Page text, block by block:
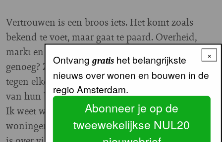
Vertrouwen is een broos iets. Het komt zoals
bekend te voet, maar gaat te paard. Overheid,
markt en corporaties, vertrouwen die elkaar
genoeg? Zodat ze zich minder angstig indekken
tegen elke mogelijke inperking van hun beleid,
van hun belang? Oef, ik weet het niet.
Ik weet wel dat in 2030 de helft van de
woningen uit de fabriek zou moeten komen, dat
×
Ontvang gratishet belangrijkste
nieuws over wonen en bouwen in de
regio Amsterdam.
Abonneer je op de
tweewekelijkse NUL20